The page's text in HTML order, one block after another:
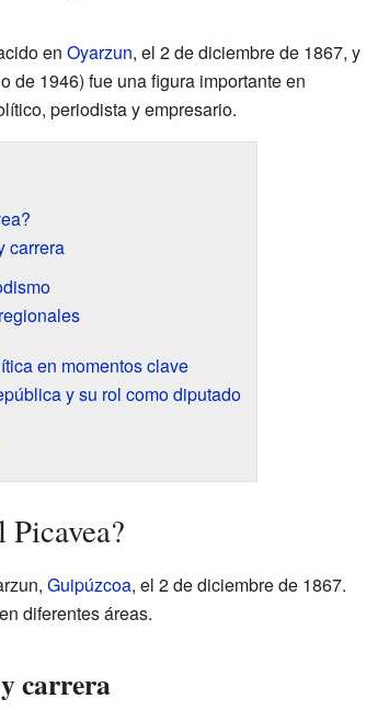
en Oyarzun, el 2 de diciembre de 1867, y
de 1946) fue una figura importante en
periodista y empresario.
carrera
en momentos clave
y su rol como diputado
Guipúzcoa, el 2 de diciembre de 1867.
diferentes áreas.
carrera